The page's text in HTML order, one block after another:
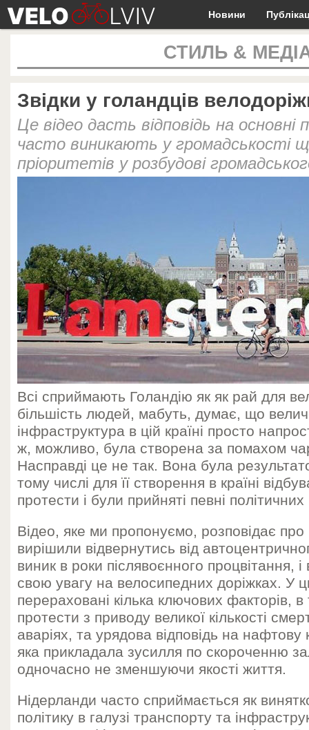
Новини
СТИЛЬ &
Звідки у голандців
Це відео дасть відповідь на
часто виникають у громадськості
пріоритетів у розбудові
Всі сприймають Голандію як як рай для
більшість людей, мабуть, думає, що
інфраструктура в цій країні просто
ж, можливо, була створена за помахом
Насправді це не так. Вона була
тому числі для її створення в країні
протести і були прийняті певні
Відео, яке ми пропонуємо, розповідає про
вирішили відвернутись від
виник в роки післявоєнного процвітання,
свою увагу на велосипедних доріжках. У
перераховані кілька ключових факторів, в
протести з приводу великої кількості
аваріях, та урядова відповідь на нафтову
яка прикладала зусилля по скороченню
одночасно не зменшуючи якості життя.
Нідерланди часто сприймається як
політику в галузі транспорту та